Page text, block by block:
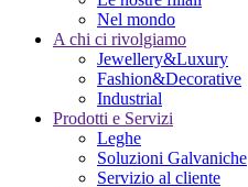
Nel mondo
A chi ci rivolgiamo
Jewellery&Luxury
Fashion&Decorative
Industrial
Prodotti e Servizi
Leghe
Soluzioni Galvaniche
Servizio al cliente